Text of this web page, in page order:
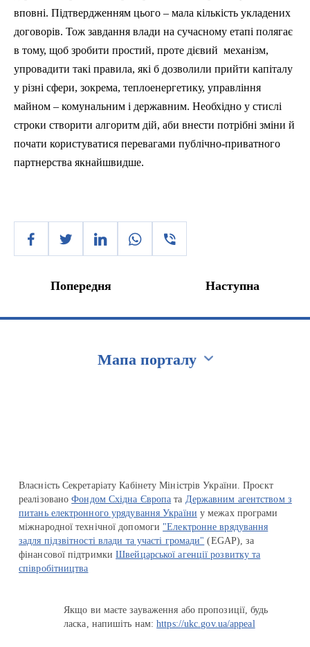
вповні. Підтвердженням цього – мала кількість укладених
договорів. Тож завдання влади на сучасному етапі полягає
в тому, щоб зробити простий, проте дієвий механізм,
упровадити такі правила, які б дозволили прийти капіталу
у різні сфери, зокрема, теплоенергетику, управління
майном – комунальним і державним. Необхідно у стислі
строки створити алгоритм дій, аби внести потрібні зміни й
почати користуватися перевагами публічно-приватного
партнерства якнайшвидше.
Попередня Наступна
Мапа порталу
Власність Секретаріату Кабінету Міністрів України. Проєкт
реалізованоФондом Східна Європа та Державним агентством з
питань електронного урядування України у межах програми
міжнародної технічної допомоги "Електронне врядування
задля підзвітності влади та участі громади" (EGAP), за
фінансової підтримкиШвейцарської агенції розвитку та
співробітництва
Якщо ви маєте зауваження або пропозиції, будь
ласка, напишіть нам:https://ukc.gov.ua/appeal